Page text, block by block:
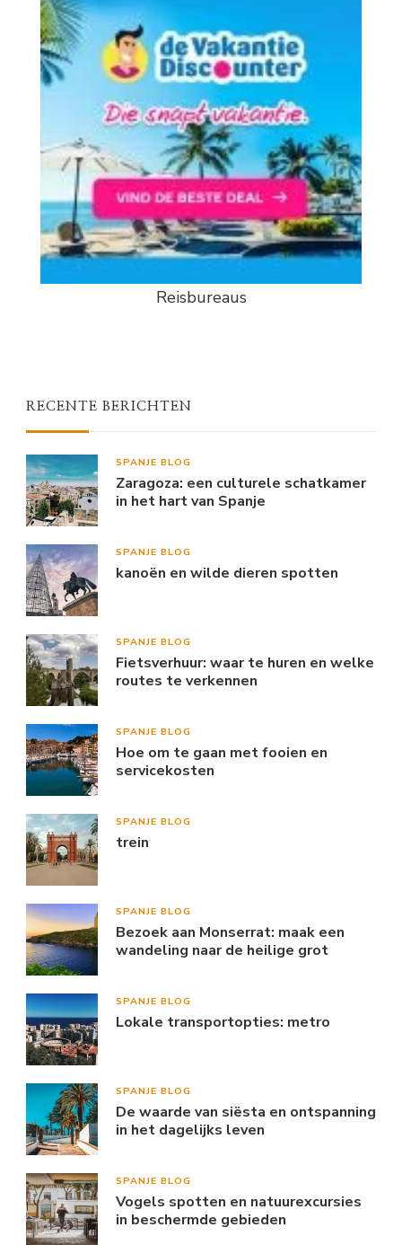
Reisbureaus
RECENTE BERICHTEN
SPANJE BLOG
Zaragoza: een culturele schatkamer
in het hart van Spanje
SPANJE BLOG
kanoën en wilde dieren spotten
SPANJE BLOG
Fietsverhuur: waar te huren en welke
routes te verkennen
SPANJE BLOG
Hoe om te gaan met fooien en
servicekosten
SPANJE BLOG
trein
SPANJE BLOG
Bezoek aan Monserrat: maak een
wandeling naar de heilige grot
SPANJE BLOG
Lokale transportopties: metro
SPANJE BLOG
De waarde van siësta en ontspanning
in het dagelijks leven
SPANJE BLOG
Vogels spotten en natuurexcursies
in beschermde gebieden